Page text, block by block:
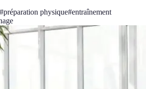
#préparation physique#entraînement